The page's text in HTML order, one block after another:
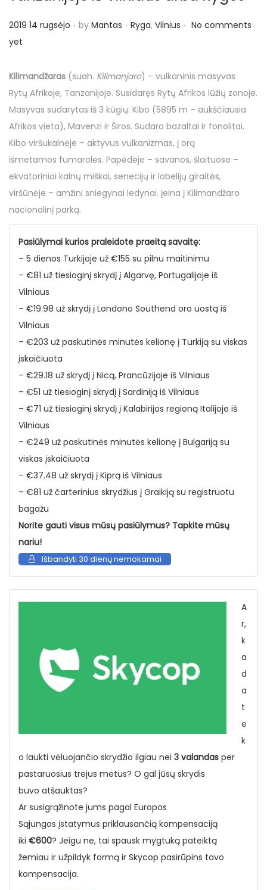
P
o
t
e
d
o
n
2019 14 rugsėjo . by Mantas . P
t
e
d
n
Ryga, Vilnius . No comments
yet
Kilimandžaras (suah. Kilimanjaro) – vulkaninis masyvas
Rytų Afrikoje, Tanzanijoje. Susidaręs Rytų Afrikos lūžių zonoje.
Masyvas sudarytas iš 3 kūgių: Kibo (5895 m – aukščiausia
Afrikos vieta), Mavenzi ir Širos. Sudaro bazaltai ir fonolitai.
Kibo viršukalnėje – aktyvus vulkanizmas, į orą
išmetamos fumarolės. Papėdėje – savanos, šlaituose –
ekvatoriniai kalnų miškai, senecijų ir lobelijų giraitės,
viršūnėje – amžini sniegynai ledynai. Įeina į Kilimandžaro
nacionalinį parką.
Pasiūlymai kurios praleidote praeitą savaitę:
– 5 dienos Turkijoje už €155 su pilnu maitinimu
– €81 už tiesioginį skrydį į Algarvę, Portugalijoje iš
Vilniaus
– €19.98 už skrydį į Londono Southend oro uostą iš
Vilniaus
– €203 už paskutinės minutės kelionę į Turkiją su viskas
įskaičiuota
– €29.18 už skrydį į Nicą, Prancūzijoje iš Vilniaus
– €51 už tiesioginį skrydį į Sardiniją iš Vilniaus
– €71 už tiesioginį skrydį į Kalabirijos regioną Italijoje iš
Vilniaus
– €249 už paskutinės minutės kelionę į Bulgariją su
viskas įskaičiuota
– €37.48 už skrydį į Kiprą iš Vilniaus
– €81 už čarterinius skrydžius į Graikiją su registruotu
bagažu
Norite gauti visus mūsų pasiūlymus? Tapkite mūsų
nariu!
Išbandyti 30 dienų nemokamai
A
r,
k
a
d
a
t
e
k
o laukti vėluojančio skrydžio ilgiau nei 3 valandas per
pastaruosius trejus metus? O gal jūsų skrydis
buvo atšauktas?
Ar susigrąžinote jums pagal Europos
Sąjungos įstatymus priklausančią kompensaciją
iki €600? Jeigu ne, tai spausk mygtuką pateiktą
žemiau ir užpildyk formą ir Skycop pasirūpins tavo
kompensacija.